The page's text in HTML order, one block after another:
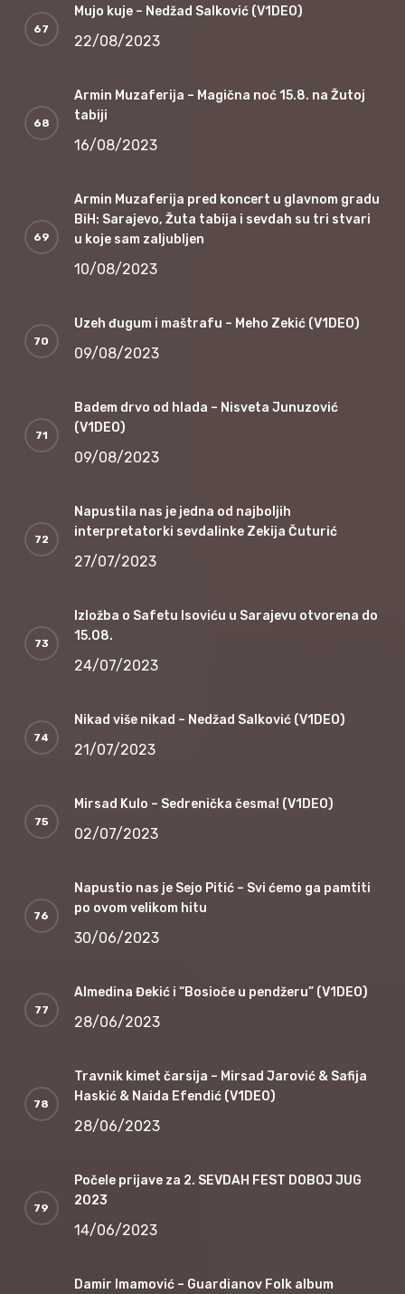
Mujo kuje – Nedžad Salković (V1DEO)
22/08/2023
Armin Muzaferija – Magična noć 15.8. na Žutoj
tabiji
16/08/2023
Armin Muzaferija pred koncert u glavnom gradu
BiH: Sarajevo, Žuta tabija i sevdah su tri stvari
u koje sam zaljubljen
10/08/2023
Uzeh đugum i maštrafu – Meho Zekić (V1DEO)
09/08/2023
Badem drvo od hlada – Nisveta Junuzović
(V1DEO)
09/08/2023
Napustila nas je jedna od najboljih
interpretatorki sevdalinke Zekija Čuturić
27/07/2023
Izložba o Safetu Isoviću u Sarajevu otvorena do
15.08.
24/07/2023
Nikad više nikad – Nedžad Salković (V1DEO)
21/07/2023
Mirsad Kulo – Sedrenička česma! (V1DEO)
02/07/2023
Napustio nas je Sejo Pitić – Svi ćemo ga pamtiti
po ovom velikom hitu
30/06/2023
Almedina Đekić i “Bosioče u pendžeru” (V1DEO)
28/06/2023
Travnik kimet čarsija – Mirsad Jarović & Safija
Haskić & Naida Efendić (V1DEO)
28/06/2023
Počele prijave za 2. SEVDAH FEST DOBOJ JUG
2023
14/06/2023
Damir Imamović – Guardianov Folk album